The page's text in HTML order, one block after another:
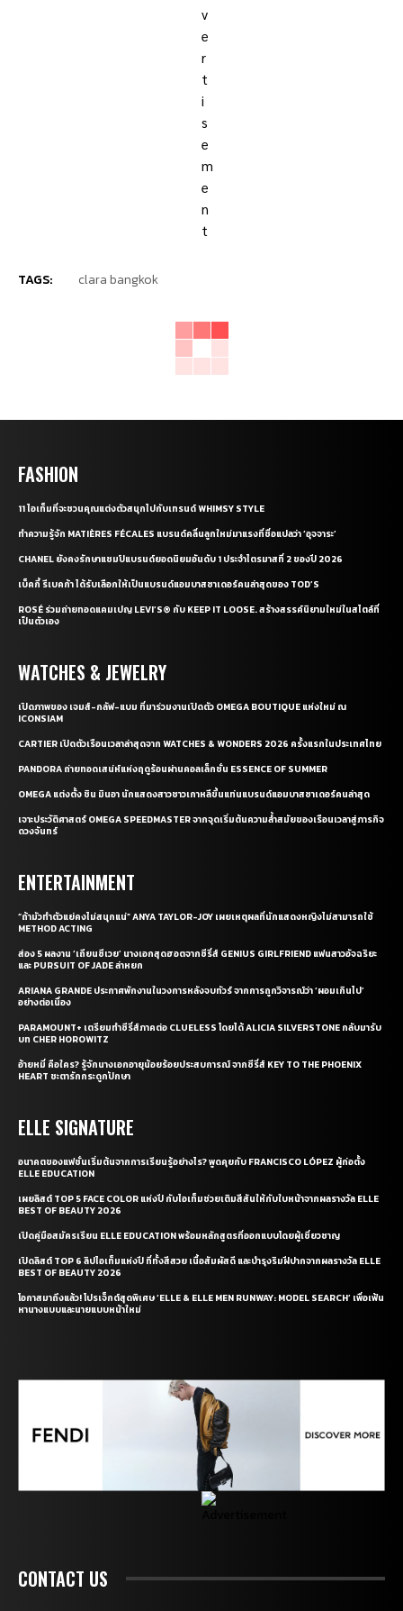
TAGS: clara bangkok
FASHION
11 ไอเท็มที่จะชวนคุณแต่งตัวสนุกไปกับเทรนด์ WHIMSY STYLE
ทำความรู้จัก MATIÈRES FÉCALES แบรนด์คลื่นลูกใหม่มาแรงที่ชื่อแปลว่า ‘อุจจาระ’
CHANEL ยังคงรักษาแชมป์แบรนด์ยอดนิยมอันดับ 1 ประจำไตรมาสที่ 2 ของปี 2026
เบ็คกี้ รีเบคก้า ได้รับเลือกให้เป็นแบรนด์แอมบาสซาเดอร์คนล่าสุดของ TOD’S
ROSÉ ร่วมถ่ายทอดแคมเปญ LEVI’S® กับ KEEP IT LOOSE. สร้างสรรค์นิยามใหม่ในสไตล์ที่
เป็นตัวเอง
WATCHES & JEWELRY
เปิดภาพของ เจมส์-กลัฟ-แบม ที่มาร่วมงานเปิดตัว OMEGA BOUTIQUE แห่งใหม่ ณ
ICONSIAM
CARTIER เปิดตัวเรือนเวลาล่าสุดจาก WATCHES & WONDERS 2026 ครั้งแรกในประเทศไทย
PANDORA ถ่ายทอดเสน่ห์แห่งฤดูร้อนผ่านคอลเล็กชั่น ESSENCE OF SUMMER
OMEGA แต่งตั้ง ชิน มินอา นักแสดงสาวชาวเกาหลีขึ้นแท่นแบรนด์แอมบาสซาเดอร์คนล่าสุด
เจาะประวัติศาสตร์ OMEGA SPEEDMASTER จากจุดเริ่มต้นความล้ำสมัยของเรือนเวลาสู่ภารกิจ
ดวงจันทร์
ENTERTAINMENT
“ถ้ามัวทำตัวแย่คงไม่สนุกแน่” ANYA TAYLOR-JOY เผยเหตุผลที่นักแสดงหญิงไม่สามารถใช้
METHOD ACTING
ส่อง 5 ผลงาน ‘เถียนซีเวย’ นางเอกสุดฮอตจากซีรี่ส์ GENIUS GIRLFRIEND แฟนสาวอัจฉริยะ
และ PURSUIT OF JADE ล่าหยก
ARIANA GRANDE ประกาศพักงานในวงการหลังจบทัวร์ จากการถูกวิจารณ์ว่า ‘ผอมเกินไป’
อย่างต่อเนื่อง
PARAMOUNT+ เตรียมทำซีรี่ส์ภาคต่อ CLUELESS โดยได้ ALICIA SILVERSTONE กลับมารับ
บท CHER HOROWITZ
อ้ายหมี่ คือใคร? รู้จักนางเอกอายุน้อยร้อยประสบการณ์ จากซีรี่ส์ KEY TO THE PHOENIX
HEART ชะตารักกระดูกปักษา
ELLE SIGNATURE
อนาคตของแฟชั่นเริ่มต้นจากการเรียนรู้อย่างไร? พูดคุยกับ FRANCISCO LÓPEZ ผู้ก่อตั้ง
ELLE EDUCATION
เผยลิสต์ TOP 5 FACE COLOR แห่งปี กับไอเท็มช่วยเติมสีสันให้กับใบหน้าจากผลรางวัล ELLE
BEST OF BEAUTY 2026
เปิดคู่มือสมัครเรียน ELLE EDUCATION พร้อมหลักสูตรที่ออกแบบโดยผู้เชี่ยวชาญ
เปิดลิสต์ TOP 6 ลิปไอเท็มแห่งปี ที่ทั้งสีสวย เนื้อสัมผัสดี และบำรุงริมฝีปากจากผลรางวัล ELLE
BEST OF BEAUTY 2026
โอกาสมาถึงแล้ว! โปรเจ็กต์สุดพิเศษ ‘ELLE & ELLE MEN RUNWAY: MODEL SEARCH’ เพื่อเฟ้น
หานางแบบและนายแบบหน้าใหม่
CONTACT US